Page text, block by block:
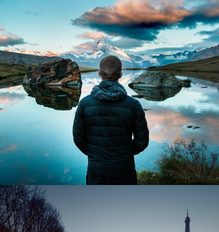
Aenean Amet Inceptos
Family / Photography